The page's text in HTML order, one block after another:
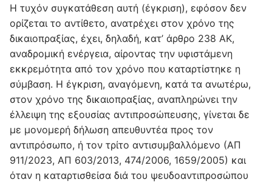
Η τυχόν συγκατάθεση αυτή (έγκριση), εφόσον δεν
ορίζεται το αντίθετο, ανατρέχει στον χρόνο της
δικαιοπραξίας, έχει, δηλαδή, κατ’ άρθρο 238 ΑΚ,
αναδρομική ενέργεια, αίροντας την υφιστάμενη
εκκρεμότητα από τον χρόνο που καταρτίστηκε η
σύμβαση. Η έγκριση, αναγόμενη, κατά τα ανωτέρω,
στον χρόνο της δικαιοπραξίας, αναπληρώνει την
έλλειψη της εξουσίας αντιπροσώπευσης, γίνεται δε
με μονομερή δήλωση απευθυντέα προς τον
αντιπρόσωπο, ή τον τρίτο αντισυμβαλλόμενο (ΑΠ
911/2023, ΑΠ 603/2013, 474/2006, 1659/2005) και
όταν η καταρτισθείσα διά του ψευδοαντιπροσώπου